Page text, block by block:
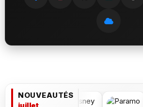
NOUVEAUTÉS